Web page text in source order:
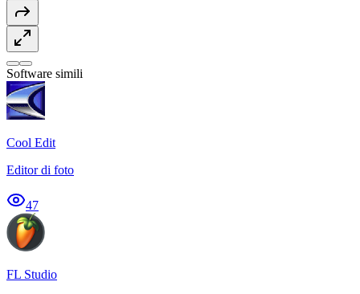
Software simili
Cool Edit
Editor di foto
47
FL Studio